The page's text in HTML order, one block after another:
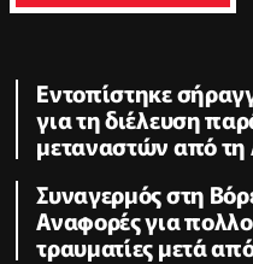
Εντοπίστηκε
για τη διέλευση
μεταναστών από
Συναγερμός στη
Αναφορές για
τραυματίες μετά